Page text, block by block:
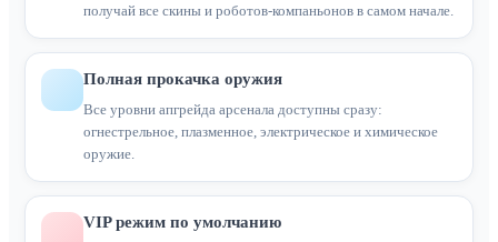
получай все скины и роботов-компаньонов в самом начале.
Полная прокачка оружия
Все уровни апгрейда арсенала доступны сразу:
огнестрельное, плазменное, электрическое и химическое
оружие.
VIP режим по умолчанию